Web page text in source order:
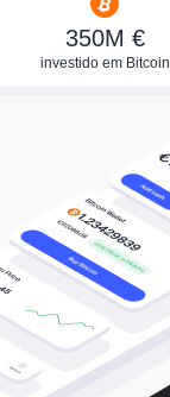
350M €
investido em Bitcoin